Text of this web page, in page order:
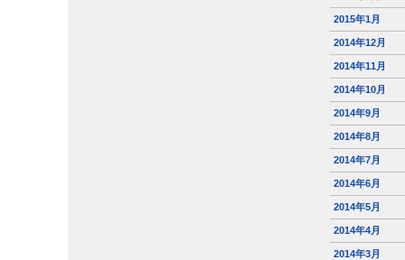
2015年1月
2014年12月
2014年11月
2014年10月
2014年9月
2014年8月
2014年7月
2014年6月
2014年5月
2014年4月
2014年3月